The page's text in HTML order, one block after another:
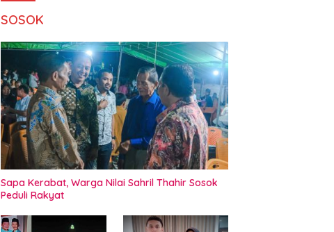
SOSOK
Sapa Kerabat, Warga Nilai Sahril Thahir Sosok
Peduli Rakyat